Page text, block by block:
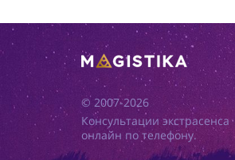
© 2007-2026
Консультации экстрасенса
онлайн по телефону.